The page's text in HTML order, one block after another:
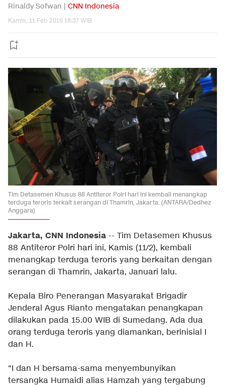
Rinaldy Sofwan | CNN Indonesia
Kamis, 11 Feb 2016 18:37 WIB
Tim Detasemen Khusus 88 Antiteror Polri hari ini kembali menangkap
terduga teroris terkait serangan di Thamrin, Jakarta. (ANTARA/Dedhez
Anggara)
Jakarta, CNN Indonesia -- Tim Detasemen Khusus
88 Antiteror Polri hari ini, Kamis (11/2), kembali
menangkap terduga teroris yang berkaitan dengan
serangan di Thamrin, Jakarta, Januari lalu.
Kepala Biro Penerangan Masyarakat Brigadir
Jenderal Agus Rianto mengatakan penangkapan
dilakukan pada 15.00 WIB di Sumedang. Ada dua
orang terduga teroris yang diamankan, berinisial I
dan H.
"I dan H bersama-sama menyembunyikan
tersangka Humaidi alias Hamzah yang tergabung